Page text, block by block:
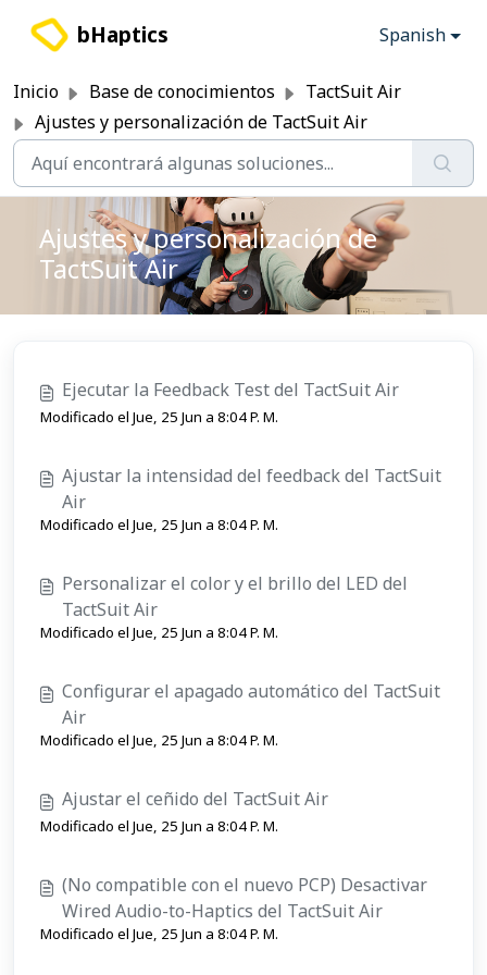
bHaptics Spanish
Inicio Base de conocimientos
TactSuit Air
Ajustes y personalización de TactSuit Air
Ajustes y personalización de
TactSuit Air
Ejecutar la Feedback Test del TactSuit Air
Modificado el Jue, 25 Jun a 8:04 P. M.
Ajustar la intensidad del feedback del TactSuit
Air
Modificado el Jue, 25 Jun a 8:04 P. M.
Personalizar el color y el brillo del LED del
TactSuit Air
Modificado el Jue, 25 Jun a 8:04 P. M.
Configurar el apagado automático del TactSuit
Air
Modificado el Jue, 25 Jun a 8:04 P. M.
Ajustar el ceñido del TactSuit Air
Modificado el Jue, 25 Jun a 8:04 P. M.
(No compatible con el nuevo PCP) Desactivar
Wired Audio-to-Haptics del TactSuit Air
Modificado el Jue, 25 Jun a 8:04 P. M.